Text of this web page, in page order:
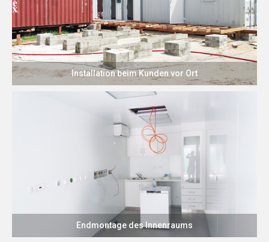
Installation beim Kunden vor Ort
Endmontage des Innenraums